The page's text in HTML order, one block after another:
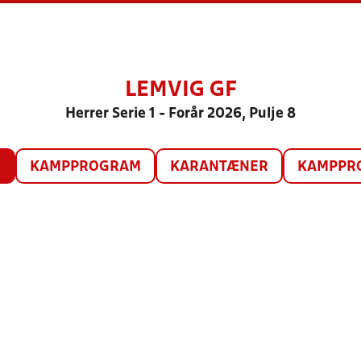
LEMVIG GF
Herrer Serie 1 - Forår 2026, Pulje 8
KAMPPROGRAM KARANTÆNER